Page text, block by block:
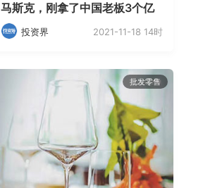
马斯克，刚拿了中国老板3个亿
投资界 2021-11-18 14时
批发零售